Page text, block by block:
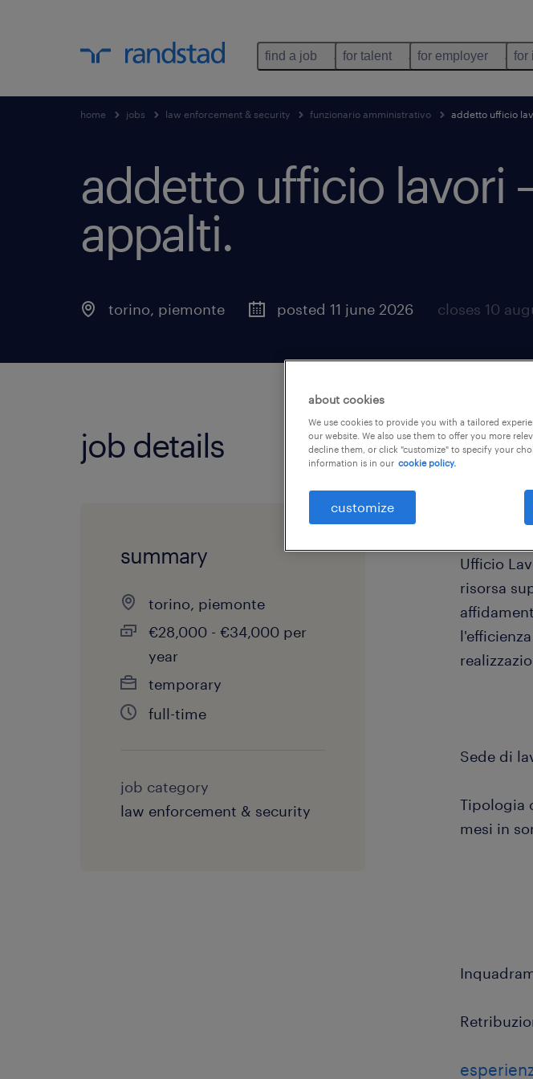
find a job for talent for employer for
home jobs law enforcement & security funzionario amministrativo addetto ufficio
addetto ufficio lavori
appalti.
torino, piemonte posted 11 june 2026 closes 10
job details
summary
torino, piemonte
€28,000 - €34,000 per
year
temporary
full-time
job category
law enforcement & security
Ufficio
risorsa
Sede di
Tipologia
mesi in
about cookies
We use cookies to provide you with a tailored
our website. We also use them to offer you more
decline them, or click "customize" to specify your
information is in our cookie policy.
customize